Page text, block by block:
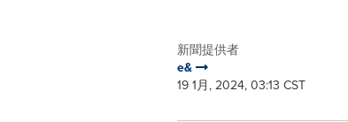
新聞提供者
e&
19 1月, 2024, 03:13 CST